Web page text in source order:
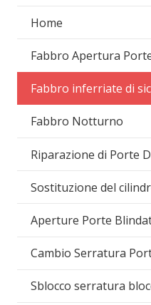
Home
Fabbro Apertura
Fabbro inferriate di
Fabbro Notturno
Riparazione di Porte
Sostituzione del
Aperture Porte
Cambio Serratura
Sblocco serratura